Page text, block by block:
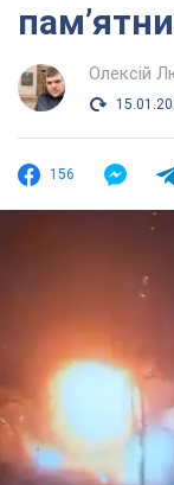
Олексій
156